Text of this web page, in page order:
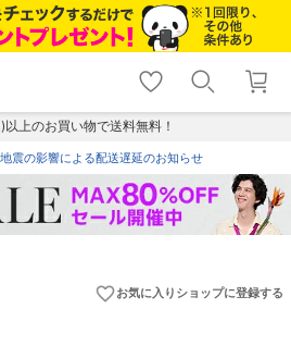
shopping_cart lock_outline
ログイン
上のお買い物で送料無料！
震の影響による配送遅延のお知らせ
favorite_borderお気に入りショップに登録する